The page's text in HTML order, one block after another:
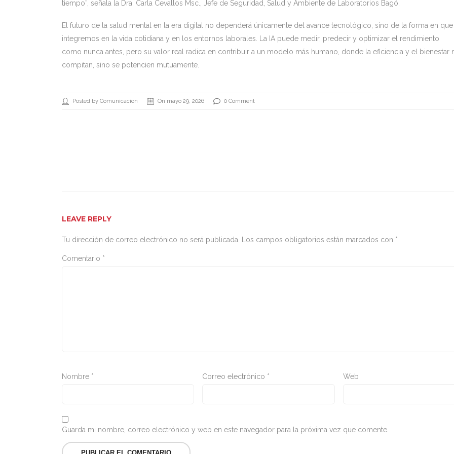
tiempo”, señala la Dra. Carla Cevallos Msc., Jefe de Seguridad, Salud y Ambiente de Laboratorios Bagó.
El futuro de la salud mental en la era digital no dependerá únicamente del avance tecnológico, sino de la forma en
integremos en la vida cotidiana y en los entornos laborales. La IA puede medir, predecir y optimizar el rendimiento
como nunca antes, pero su valor real radica en contribuir a un modelo más humano, donde la eficiencia y el bienestar
compitan, sino se potencien mutuamente.
Posted by Comunicacion On mayo 29, 2026 0 Comment
LEAVE REPLY
Tu dirección de correo electrónico no será publicada. Los campos obligatorios están marcados con *
Comentario *
Nombre * Correo electrónico * Web
Guarda mi nombre, correo electrónico y web en este navegador para la próxima vez que comente.